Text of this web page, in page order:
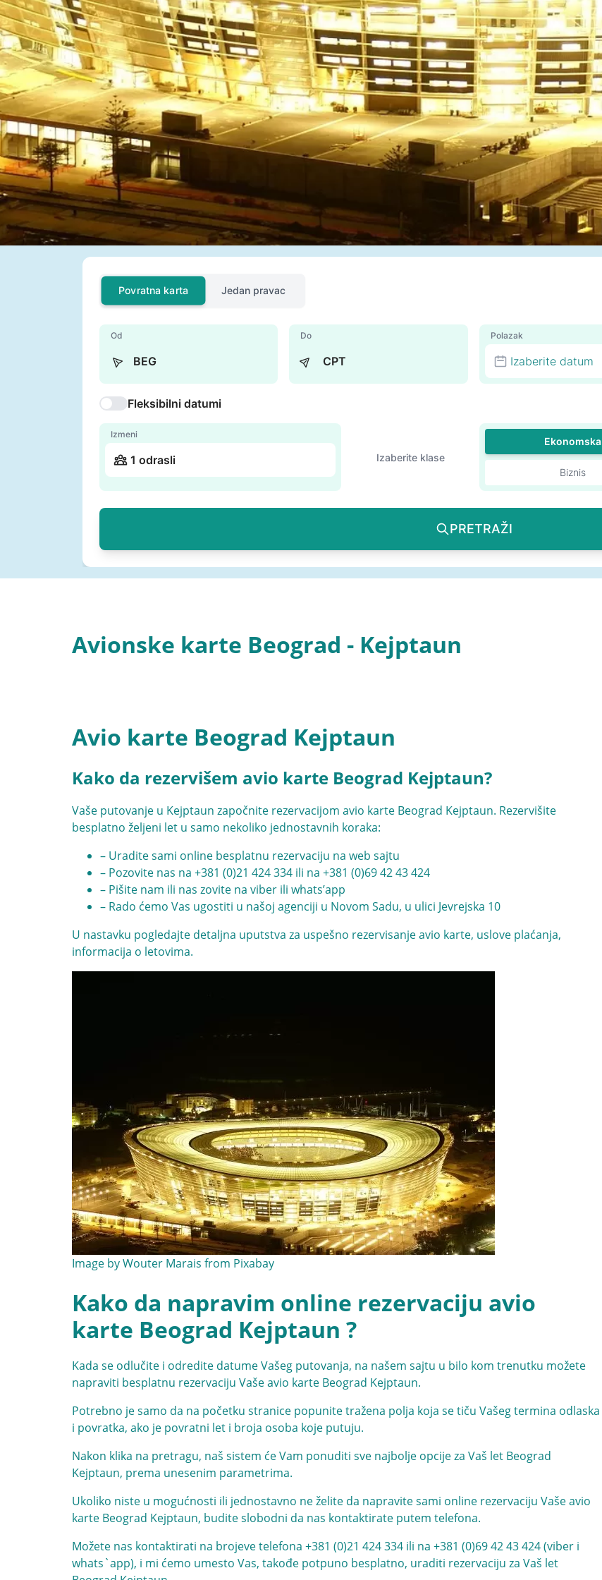
Povratna karta Jedan pravac
Od Do Polazak
Izaberite datum
Fleksibilni datumi
Izmeni
1 odrasli Izaberite klase
Ekonomska
Biznis
PRETRAŽI
Avionske karte Beograd - Kejptaun
Avio karte Beograd Kejptaun
Kako da rezervišem avio karte Beograd Kejptaun?
Vaše putovanje u Kejptaun započnite rezervacijom avio karte Beograd Kejptaun. Rezervišite
besplatno željeni let u samo nekoliko jednostavnih koraka:
– Uradite sami online besplatnu rezervaciju na web sajtu
– Pozovite nas na +381 (0)21 424 334 ili na +381 (0)69 42 43 424
– Pišite nam ili nas zovite na viber ili whats’app
– Rado ćemo Vas ugostiti u našoj agenciji u Novom Sadu, u ulici Jevrejska 10
U nastavku pogledajte detaljna uputstva za uspešno rezervisanje avio karte, uslove plaćanja,
informacija o letovima.
Image byWouter Marais from Pixabay
Kako da napravim online rezervaciju avio
karte Beograd Kejptaun ?
Kada se odlučite i odredite datume Vašeg putovanja, na našem sajtu u bilo kom trenutku možete
napraviti besplatnu rezervaciju Vaše avio karte Beograd Kejptaun.
Potrebno je samo da na početku stranice popunite tražena polja koja se tiču Vašeg termina odlaska
i povratka, ako je povratni let i broja osoba koje putuju.
Nakon klika na pretragu, naš sistem će Vam ponuditi sve najbolje opcije za Vaš let Beograd
Kejptaun, prema unesenim parametrima.
Ukoliko niste u mogućnosti ili jednostavno ne želite da napravite sami online rezervaciju Vaše avio
karte Beograd Kejptaun, budite slobodni da nas kontaktirate putem telefona.
Možete nas kontaktirati na brojeve telefona +381 (0)21 424 334 ili na +381 (0)69 42 43 424(viber i
whats`app), i mi ćemo umesto Vas, takođe potpuno besplatno, uraditi rezervaciju za Vaš let